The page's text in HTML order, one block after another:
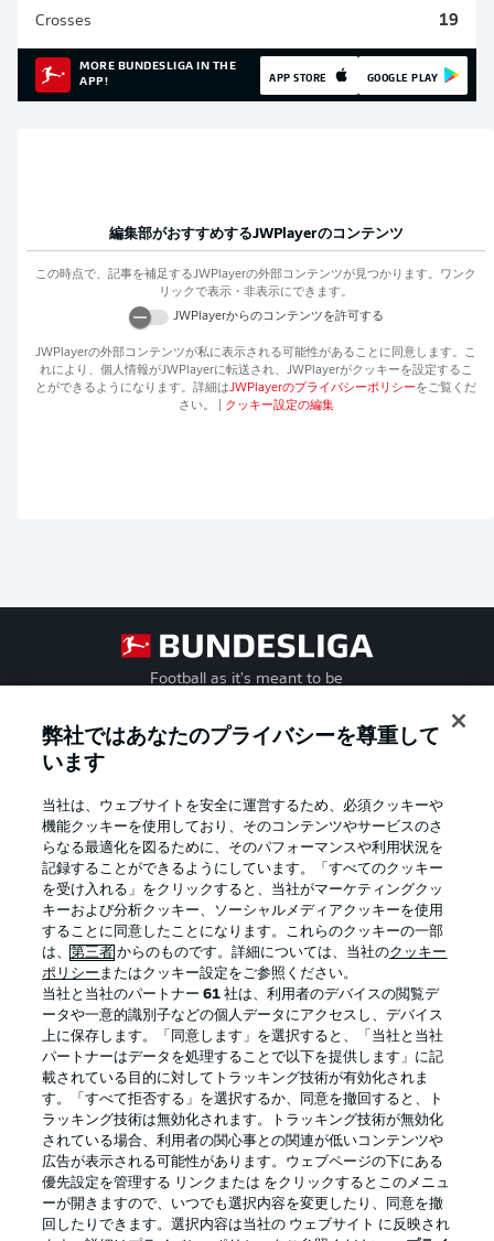
Crosses 19
MORE BUNDESLIGA IN THE
APP!
APP STORE GOOGLE PLAY
編集部がおすすめするJWPlayerのコンテンツ
この時点で、記事を補足するJWPlayerの外部コンテンツが見つかります。ワンク
リックで表示・非表示にできます。
JWPlayerからのコンテンツを許可する
JWPlayerの外部コンテンツが私に表示される可能性があることに同意します。こ
れにより、個人情報がJWPlayerに転送され、 JWPlayerがクッキーを設定するこ
とができるようになります。詳細はJWPlayerのプライバシーポリシーをご覧くだ
さい。
クッキー設定の編集
Football as it's meant to be
Official Partners
プライバシー・ポリシー 優先設定を管理する
利用条件 放送局
求人 選手
弊社ではあなたのプライバシーを尊重して
います
当社は、ウェブサイトを安全に運営するため、必須クッキーや
機能クッキーを使用しており、そのコンテンツやサービスのさ
らなる最適化を図るために、そのパフォーマンスや利用状況を
記録することができるようにしています。「すべてのクッキー
を受け入れる」をクリックすると、当社がマーケティングクッ
キーおよび分析クッキー、ソーシャルメディアクッキーを使用
することに同意したことになります。これらのクッキーの一部
は、第三者 からのものです。詳細については、当社のクッキー
ポリシー またはクッキー設定をご参照ください。
当社と当社のパートナー61 社は、利用者のデバイスの閲覧デ
ータや一意的識別子などの個人データにアクセスし、デバイス
上に保存します。「同意します」を選択すると、「当社と当社
パートナーはデータを処理することで以下を提供します」に記
載されている目的に対してトラッキング技術が有効化されま
す。「すべて拒否する」を選択するか、同意を撤回すると、ト
ラッキング技術は無効化されます。トラッキング技術が無効化
されている場合、利用者の関心事との関連が低いコンテンツや
広告が表示される可能性があります。ウェブページの下にある
優先設定を管理する リンクまたは をクリックするとこのメニュ
ーが開きますので、いつでも選択内容を変更したり、同意を撤
回したりできます。選択内容は当社の ウェブサイト に反映され